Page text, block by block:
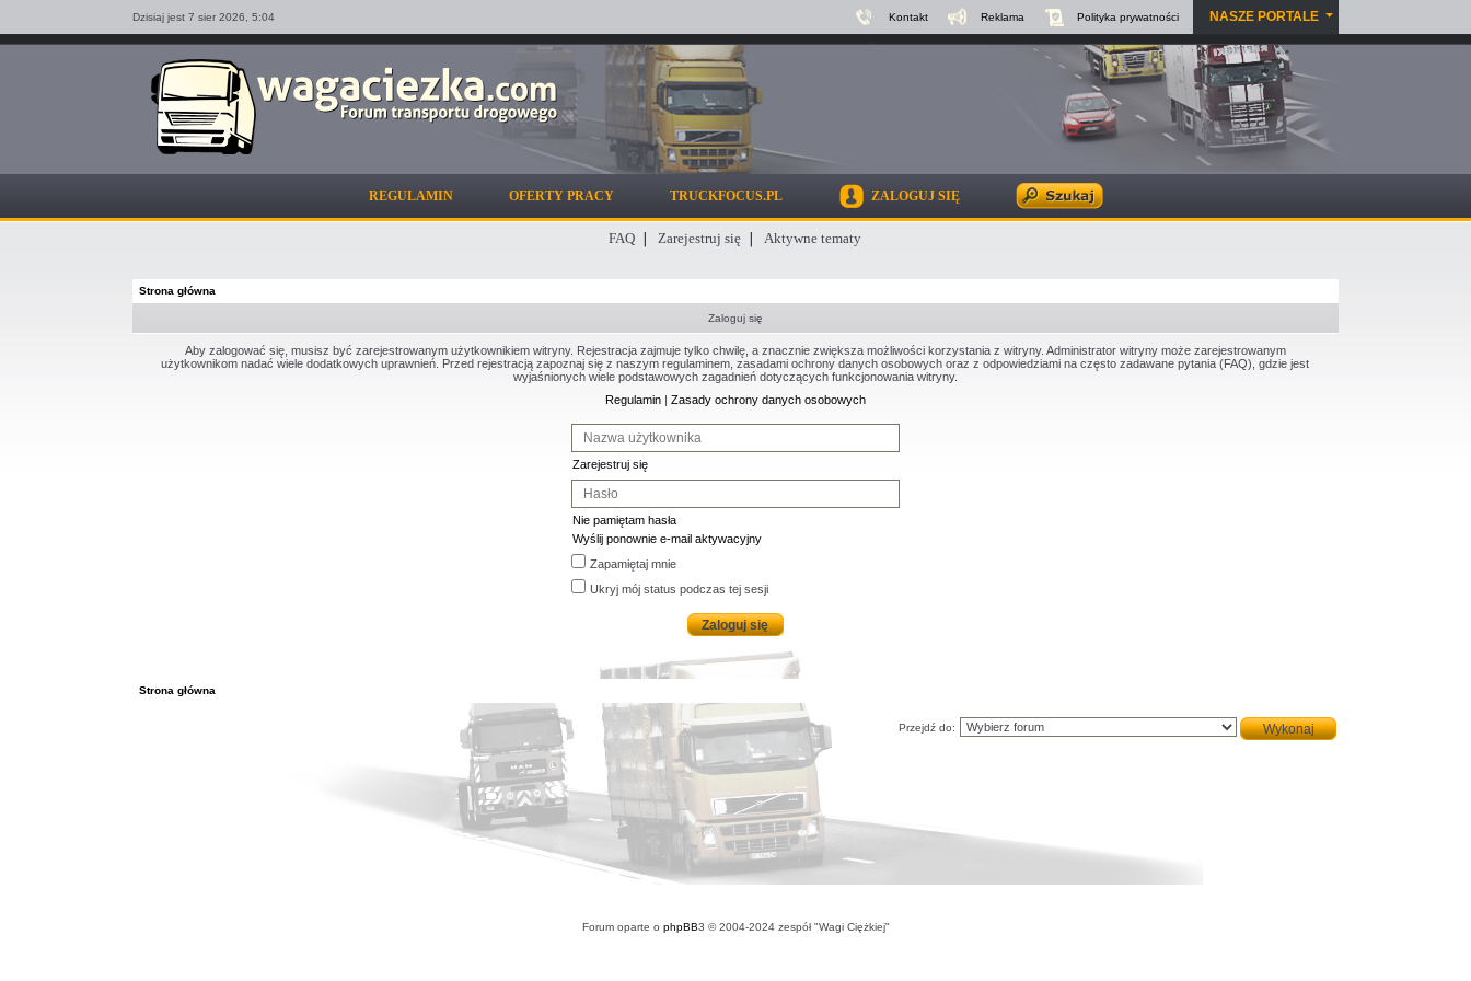
Dzisiaj jest 7 sier 2026, 5:04 Kontakt Reklama Polityka prywatności NASZE PORTALE
REGULAMIN OFERTY PRACY TRUCKFOCUS.PL ZALOGUJ SIĘ
FAQ Zarejestruj się Aktywne tematy
Strona główna
Zaloguj się
Aby zalogować się, musisz być zarejestrowanym użytkownikiem witryny. Rejestracja zajmuje tylko chwilę, a znacznie zwiększa możliwości korzystania z witryny. Administrator witryny może zarejestrowanym
użytkownikom nadać wiele dodatkowych uprawnień. Przed rejestracją zapoznaj się z naszym regulaminem, zasadami ochrony danych osobowych oraz z odpowiedziami na często zadawane pytania (FAQ), gdzie jest
wyjaśnionych wiele podstawowych zagadnień dotyczących funkcjonowania witryny.
Regulamin| Zasady ochrony danych osobowych
Zarejestruj się
Nie pamiętam hasła
Wyślij ponownie e-mail aktywacyjny
Zapamiętaj mnie
Ukryj mój status podczas tej sesji
Strona główna
Przejdź do:
Forum oparte o phpBB3 © 2004-2024 zespół "Wagi Ciężkiej"